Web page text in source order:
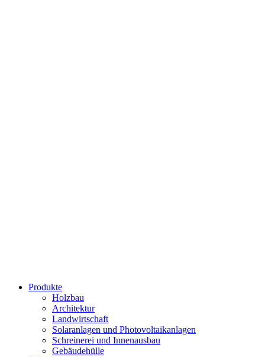
Produkte
Holzbau
Architektur
Landwirtschaft
Solaranlagen und Photovoltaikanlagen
Schreinerei und Innenausbau
Gebäudehülle